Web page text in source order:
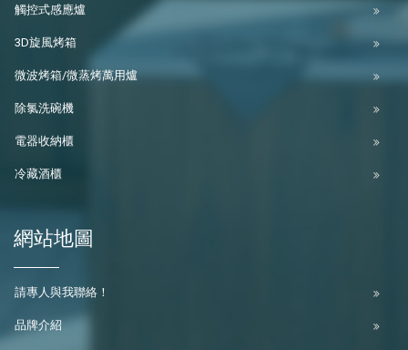
觸控式感應爐
3D旋風烤箱
微波烤箱/微蒸烤萬用爐
除氯洗碗機
電器收納櫃
冷藏酒櫃
網站地圖
請專人與我聯絡！
品牌介紹